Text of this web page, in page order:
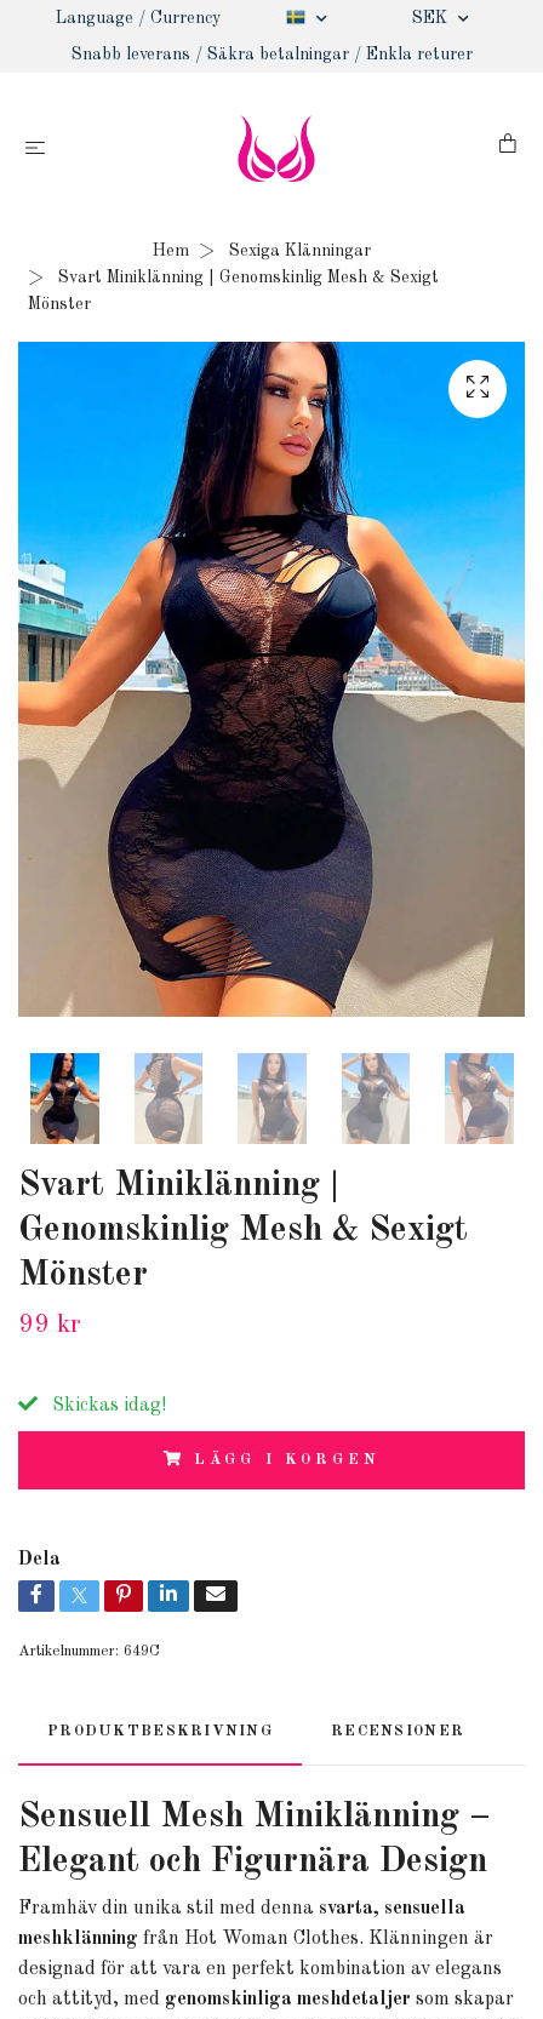
Language / Currency SEK
Snabb leverans / Säkra betalningar / Enkla returer
Hem
Sexiga Klänningar
Svart Miniklänning | Genomskinlig Mesh & Sexigt
Mönster
Svart Miniklänning |
Genomskinlig Mesh & Sexigt
Mönster
99 kr
Skickas idag!
LÄGG I KORGEN
Dela
Artikelnummer: 649C
PRODUKTBESKRIVNING RECENSIONER
Sensuell Mesh Miniklänning –
Elegant och Figurnära Design
Framhäv din unika stil med denna svarta, sensuella
meshklänning från Hot Woman Clothes. Klänningen är
designad för att vara en perfekt kombination av elegans
och attityd, med genomskinliga meshdetaljer som skapar